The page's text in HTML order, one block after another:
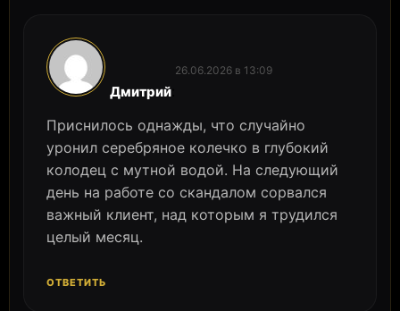
Дмитрий
26.06.2026 в 13:09
Приснилось однажды, что случайно
уронил серебряное колечко в глубокий
колодец с мутной водой. На следующий
день на работе со скандалом сорвался
важный клиент, над которым я трудился
целый месяц.
ОТВЕТИТЬ